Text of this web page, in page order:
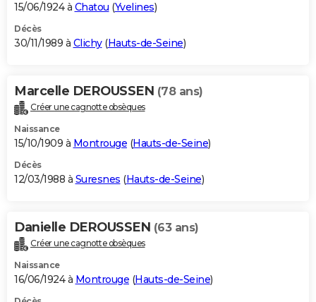
15/06/1924 à Chatou (Yvelines)
Décès
30/11/1989 à Clichy(Hauts-de-Seine)
Marcelle DEROUSSEN (78 ans)
Créer une cagnotte obsèques
Naissance
15/10/1909 à Montrouge (Hauts-de-Seine)
Décès
12/03/1988 à Suresnes (Hauts-de-Seine)
Danielle DEROUSSEN (63 ans)
Créer une cagnotte obsèques
Naissance
16/06/1924 à Montrouge (Hauts-de-Seine)